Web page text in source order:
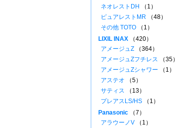
ネオレストDH
（1）
ピュアレストMR （48）
その他 TOTO （1）
LIXIL INAX （420）
アメージュZ （364）
アメージュZフチレス （35）
アメージュZシャワー （1）
アステオ （5）
サティス （13）
プレアスLS/HS （1）
Panasonic （7）
アラウーノV （1）